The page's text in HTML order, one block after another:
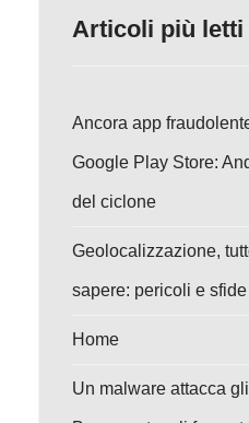
Articoli più letti
Ancora app
Google Play Store:
del ciclone
Geolocalizzazione,
sapere: pericoli e sfide
Home
Un malware attacca